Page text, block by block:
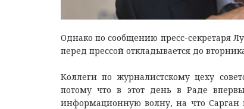
Однако по сообщению пресс-секретаря
перед прессой откладывается до
Коллеги по журналистскому цеху
потому что в этот день в Раде
информационную волну, на что